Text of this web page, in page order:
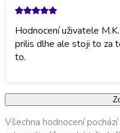
Hodnocení uživatele
prilis dlhe ale stoji to za
to.
Všechna hodnocení